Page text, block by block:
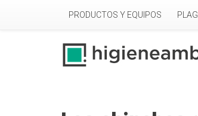
PRODUCTOS Y EQUIPOS